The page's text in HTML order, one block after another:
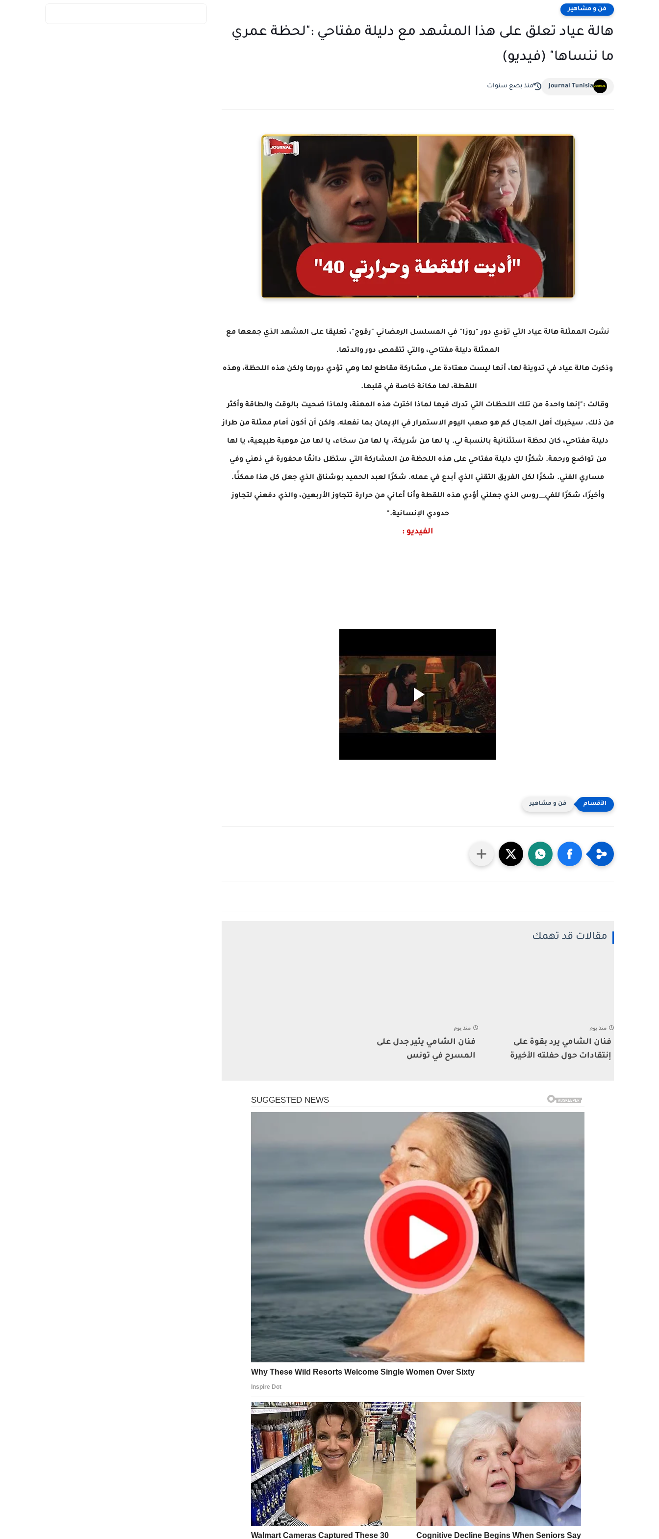
فن و مشاهير
هالة عياد تعلق على هذا المشهد مع دليلة مفتاحي :"لحظة عمري
ما ننساها" (فيديو)
Journal Tunisia منذ بضع سنوات
نشرت الممثلة هالة عياد التي تؤدي دور "روزا" في المسلسل الرمضاني "رقوج"، تعليقا على المشهد الذي جمعها مع
الممثلة دليلة مفتاحي، والتي تتقمص دور والدتها.
وذكرت هالة عياد في تدوينة لها، أنها ليست معتادة على مشاركة مقاطع لها وهي تؤدي دورها ولكن هذه اللحظة، وهذه
اللقطة، لها مكانة خاصة في قلبها.
وقالت :"إنها واحدة من تلك اللحظات التي تدرك فيها لماذا اخترت هذه المهنة، ولماذا ضحيت بالوقت والطاقة وأكثر
من ذلك. سيخبرك أهل المجال كم هو صعب اليوم الاستمرار في الإيمان بما نفعله. ولكن أن أكون أمام ممثلة من طراز
دليلة مفتاحي، كان لحظة استثنائية بالنسبة لي. يا لها من شريكة، يا لها من سخاء، يا لها من موهبة طبيعية، يا لها
من تواضع ورحمة. شكرًا لكِ دليلة مفتاحي على هذه اللحظة من المشاركة التي ستظل دائمًا محفورة في ذهني وفي
مساري الفني. شكرًا لكل الفريق التقني الذي أبدع في عمله. شكرًا لعبد الحميد بوشناق الذي جعل كل هذا ممكنًا.
وأخيرًا، شكرًا للفي__روس الذي جعلني أؤدي هذه اللقطة وأنا أعاني من حرارة تتجاوز الأربعين، والذي دفعني لتجاوز
حدودي الإنسانية."
الفيديو :
فن و مشاهير
مقالات قد تهمك
منذ يوم
فنان الشامي يرد بقوة على
إنتقادات حول حفلته الأخيرة
منذ يوم
فنان الشامي يثير جدل على
المسرح في تونس